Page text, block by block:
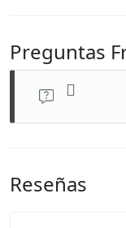
Preguntas
Reseñas